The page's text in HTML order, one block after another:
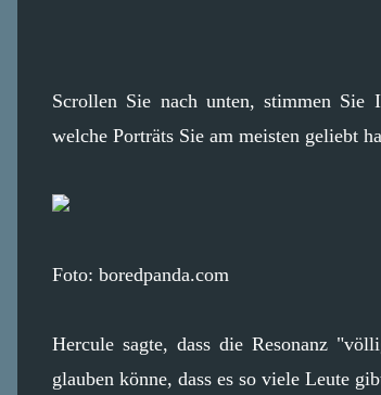
Scrollen Sie nach unten, stimmen
welche Porträts Sie am meisten geliebt
Foto: boredpanda.com
Hercule sagte, dass die Resonanz
glauben könne, dass es so viele Leute